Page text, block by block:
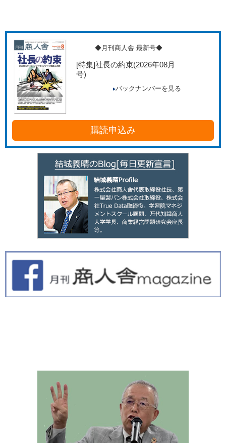
◆月刊商人舎 最新号◆
[特集]社長の約束(2026年08月
号)
バックナンバーを見る
購読申込み